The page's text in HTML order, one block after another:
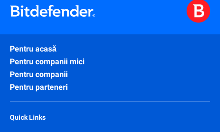
Pentru acasă
Pentru companii mici
Pentru companii
Pentru parteneri
Quick Links